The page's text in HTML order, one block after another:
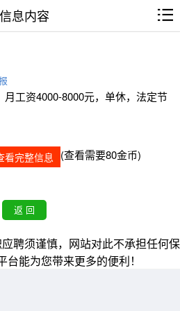
信息内容
工资4000-8000元，单休，法定节
看完整信息 (查看需要80金币)
聘须谨慎，网站对此不承担任何保
能为您带来更多的便利！